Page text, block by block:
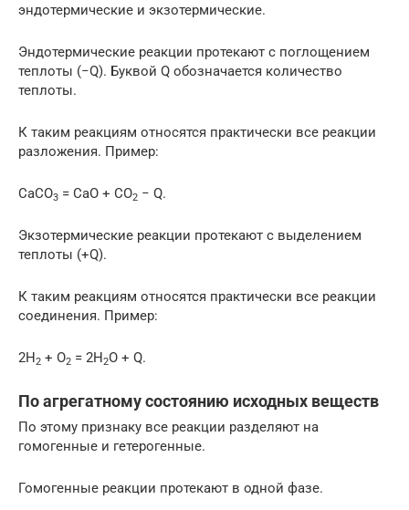
эндотермические и экзотермические.
Эндотермические реакции протекают с поглощением
теплоты (−Q). Буквой Q обозначается количество
теплоты.
К таким реакциям относятся практически все реакции
разложения. Пример:
CaCO3 = CaO + CO2 − Q.
Экзотермические реакции протекают с выделением
теплоты (+Q).
К таким реакциям относятся практически все реакции
соединения. Пример:
2H2 + O2 = 2H2O + Q.
По агрегатному состоянию исходных веществ
По этому признаку все реакции разделяют на
гомогенные и гетерогенные.
Гомогенные реакции протекают в одной фазе.